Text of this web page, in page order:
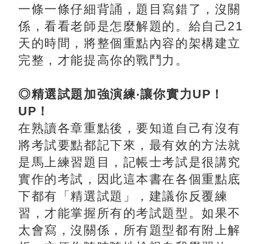
一條一條仔細背誦，題目寫錯了，沒關
係，看看老師是怎麼解題的。給自己21
天的時間，將整個重點內容的架構建立
完整，才能提高你的戰鬥力。
◎精選試題加強演練‧讓你實力UP！
UP！
在熟讀各章重點後，要知道自己有沒有
將考試要點都記下來，最有效的方法就
是馬上練習題目，記帳士考試是很講究
實作的考試，因此這本書在各個重點底
下都有「精選試題」，建議你反覆練
習，才能掌握所有的考試題型。如果不
太會寫，沒關係，所有題型都有附上解